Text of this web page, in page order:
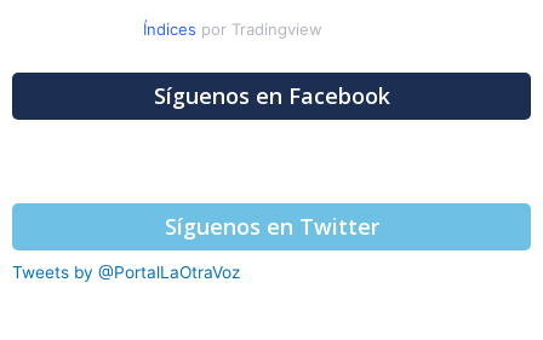
Índices por Tradingview
Síguenos en Facebook
Síguenos en Twitter
Tweets by @PortalLaOtraVoz